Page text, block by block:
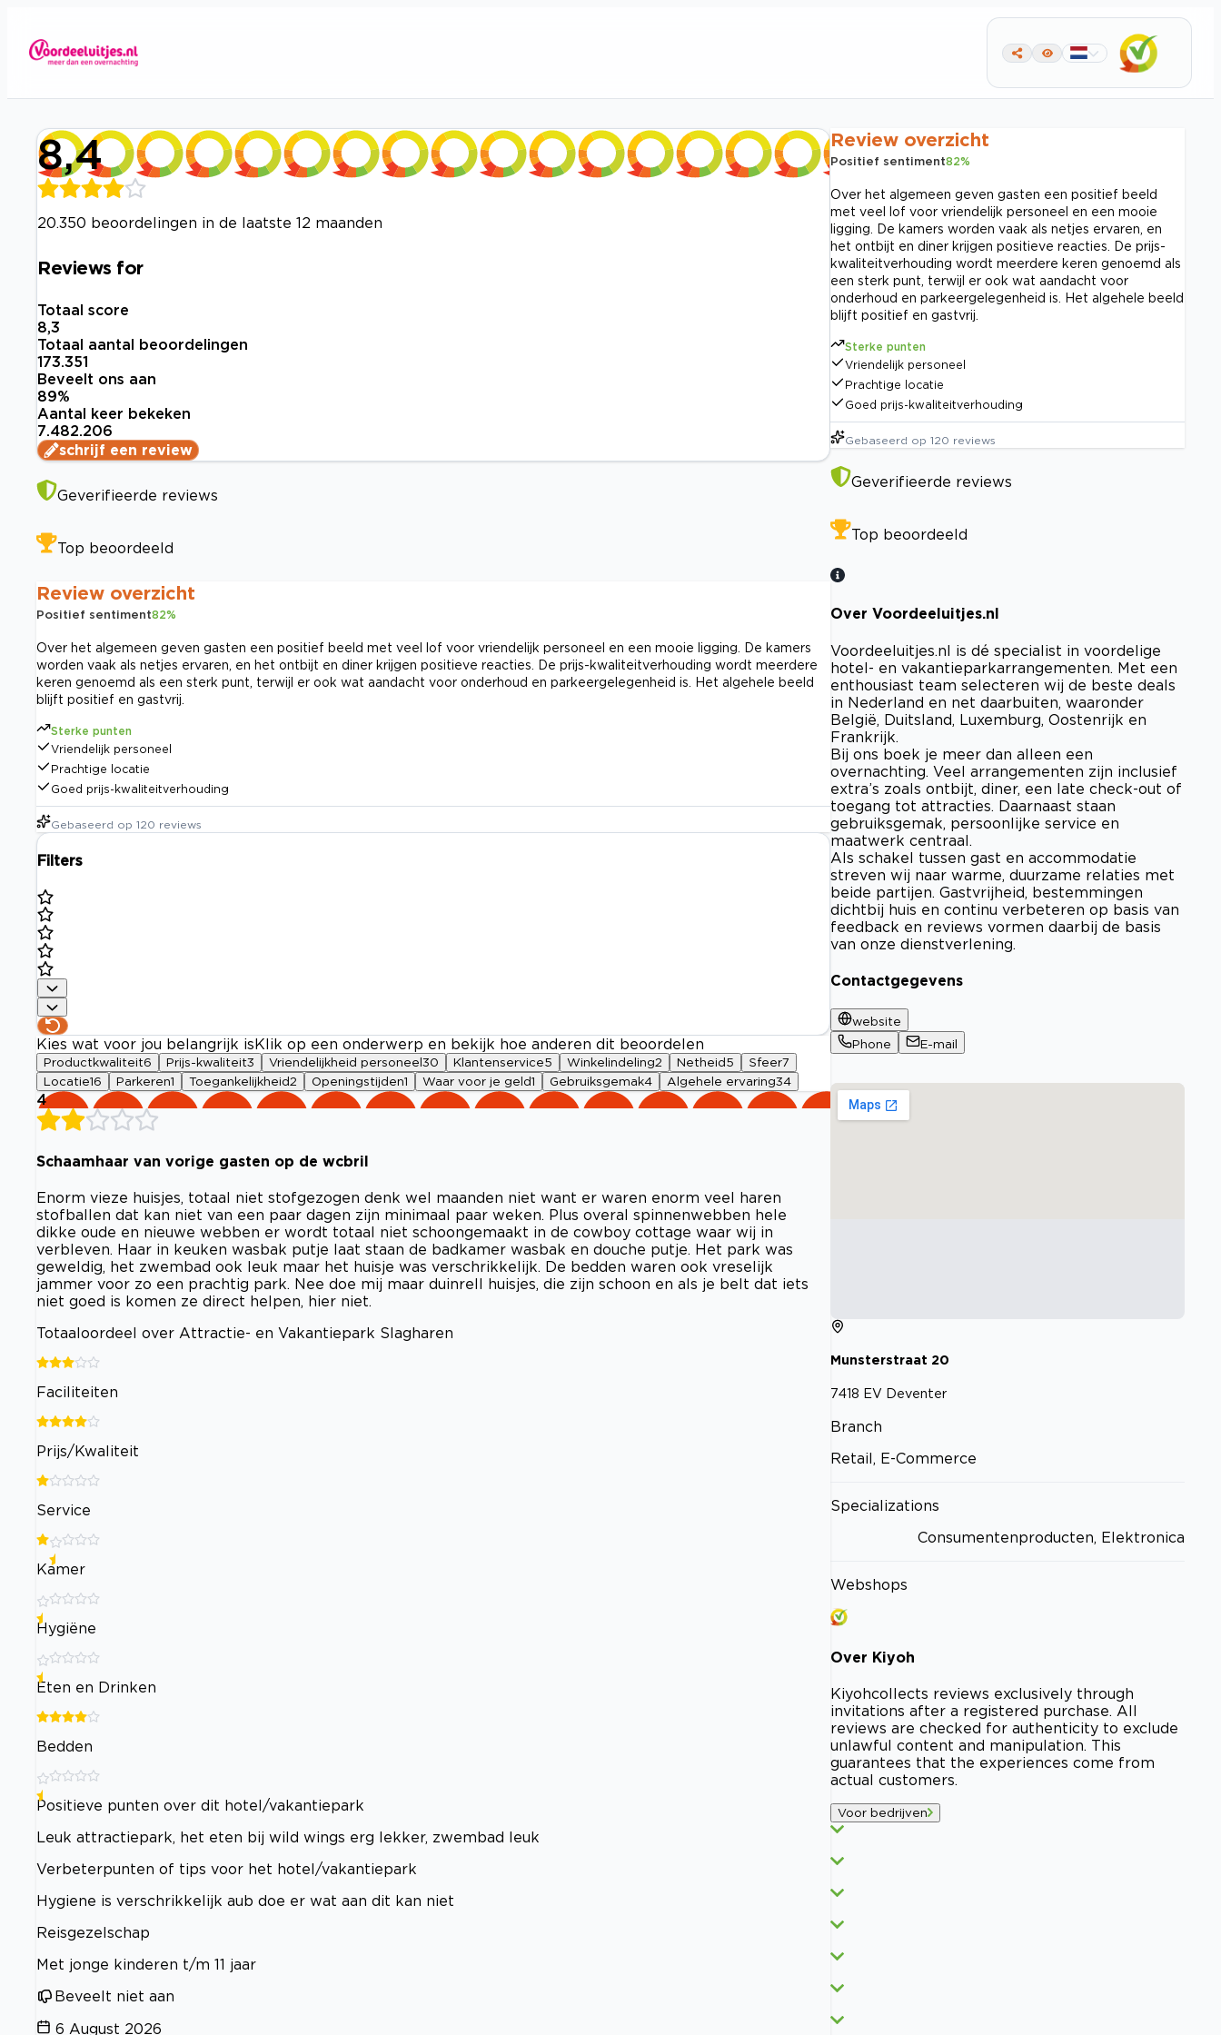
8,4
20.350 beoordelingen in de laatste 12 maanden
Reviews for
Totaal score
8,3
Totaal aantal beoordelingen
173.351
Beveelt ons aan
89%
Aantal keer bekeken
7.482.206
schrijf een review
Geverifieerde reviews
Top beoordeeld
Review overzicht
Positief sentiment82%
Over het algemeen geven gasten een positief beeld met veel lof voor vriendelijk personeel en een mooie ligging. De kamers
worden vaak als netjes ervaren, en het ontbijt en diner krijgen positieve reacties. De prijs-kwaliteitverhouding wordt meerdere
keren genoemd als een sterk punt, terwijl er ook wat aandacht voor onderhoud en parkeergelegenheid is. Het algehele beeld
blijft positief en gastvrij.
Sterke punten
Vriendelijk personeel
Prachtige locatie
Goed prijs-kwaliteitverhouding
Gebaseerd op 120 reviews
Filters
Kies wat voor jou belangrijk is Klik op een onderwerp en bekijk hoe anderen dit beoordelen
Productkwaliteit6 Prijs-kwaliteit3 Vriendelijkheid personeel 30 Klantenservice5 Winkelindeling2 Netheid 5 Sfeer7
Locatie16 Parkeren1 Toegankelijkheid2 Openingstijden1 Waar voor je geld1 Gebruiksgemak4 Algehele ervaring34
4
Schaamhaar van vorige gasten op de wcbril
Enorm vieze huisjes, totaal niet stofgezogen denk wel maanden niet want er waren enorm veel haren
stofballen dat kan niet van een paar dagen zijn minimaal paar weken. Plus overal spinnenwebben hele
dikke oude en nieuwe webben er wordt totaal niet schoongemaakt in de cowboy cottage waar wij in
verbleven. Haar in keuken wasbak putje laat staan de badkamer wasbak en douche putje. Het park was
geweldig, het zwembad ook leuk maar het huisje was verschrikkelijk. De bedden waren ook vreselijk
jammer voor zo een prachtig park. Nee doe mij maar duinrell huisjes, die zijn schoon en als je belt dat iets
niet goed is komen ze direct helpen, hier niet.
Totaaloordeel over Attractie- en Vakantiepark Slagharen
Faciliteiten
Prijs/Kwaliteit
Service
Kamer
Hygiëne
Eten en Drinken
Bedden
Positieve punten over dit hotel/vakantiepark
Leuk attractiepark, het eten bij wild wings erg lekker, zwembad leuk
Verbeterpunten of tips voor het hotel/vakantiepark
Hygiene is verschrikkelijk aub doe er wat aan dit kan niet
Reisgezelschap
Met jonge kinderen t/m 11 jaar
Beveelt niet aan
6 August 2026
Review overzicht
Positief sentiment82%
Over het algemeen geven gasten een positief beeld
met veel lof voor vriendelijk personeel en een mooie
ligging. De kamers worden vaak als netjes ervaren, en
het ontbijt en diner krijgen positieve reacties. De prijs-
kwaliteitverhouding wordt meerdere keren genoemd als
een sterk punt, terwijl er ook wat aandacht voor
onderhoud en parkeergelegenheid is. Het algehele beeld
blijft positief en gastvrij.
Sterke punten
Vriendelijk personeel
Prachtige locatie
Goed prijs-kwaliteitverhouding
Gebaseerd op 120 reviews
Geverifieerde reviews
Top beoordeeld
Over Voordeeluitjes.nl
Voordeeluitjes.nl is dé specialist in voordelige
hotel- en vakantieparkarrangementen. Met een
enthousiast team selecteren wij de beste deals
in Nederland en net daarbuiten, waaronder
België, Duitsland, Luxemburg, Oostenrijk en
Frankrijk.
Bij ons boek je meer dan alleen een
overnachting. Veel arrangementen zijn inclusief
extra’s zoals ontbijt, diner, een late check-out of
toegang tot attracties. Daarnaast staan
gebruiksgemak, persoonlijke service en
maatwerk centraal.
Als schakel tussen gast en accommodatie
streven wij naar warme, duurzame relaties met
beide partijen. Gastvrijheid, bestemmingen
dichtbij huis en continu verbeteren op basis van
feedback en reviews vormen daarbij de basis
van onze dienstverlening.
Contactgegevens
website
Phone
E-mail
Munsterstraat 20
7418 EV Deventer
Branch
Retail, E-Commerce
Specializations
Consumentenproducten, Elektronica
Webshops
Over Kiyoh
Kiyohcollects reviews exclusively through
invitations after a registered purchase. All
reviews are checked for authenticity to exclude
unlawful content and manipulation. This
guarantees that the experiences come from
actual customers.
Voor bedrijven